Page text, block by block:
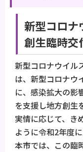
新型コロナ
創生臨時交
新型コロナウイル
は、新型コロナウ
に、感染拡大の影
を支援し地方創生
実情に応じて、き
ように令和2年度
本市では、この臨